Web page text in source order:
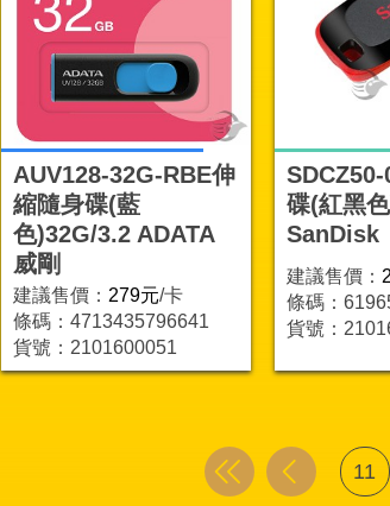
AUV128-32G-RBE伸
縮隨身碟(藍
色)32G/3.2 ADATA
威剛
建議售價： 279元/卡
條碼：4713435796641
貨號：2101600051
碟(紅黑
SanDisk
建議售價：
條碼：
貨號：
11